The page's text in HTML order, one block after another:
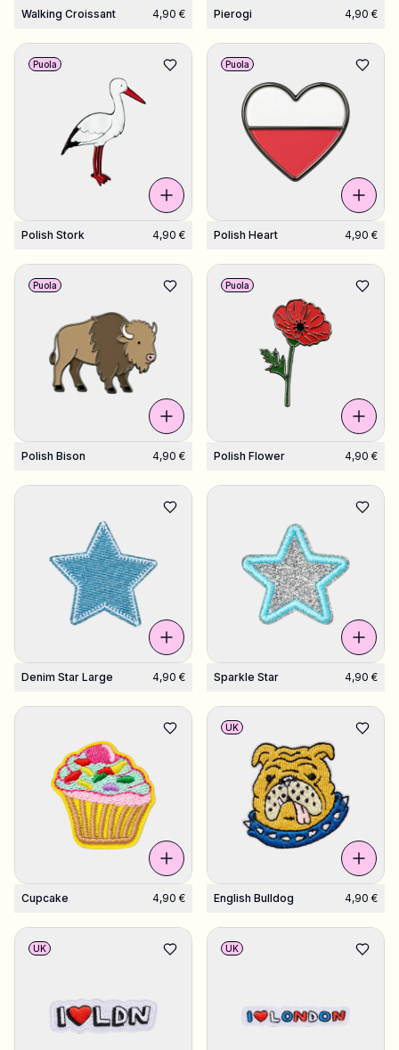
Walking Croissant 4,90 € Pierogi 4,90 €
Polish Stork 4,90 €
Puola
Polish Heart 4,90 €
Puola
Polish Bison 4,90 €
Puola
Polish Flower 4,90 €
Puola
Denim Star Large 4,90 € Sparkle Star 4,90 €
Cupcake 4,90 € English Bulldog 4,90 €
UK
UK UK